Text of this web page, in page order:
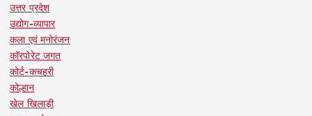
उत्तर प्रदेश
उद्योग-व्यापार
कला एवं मनोरंजन
कॉरपोरेट जगत
कोर्ट-कचहरी
कोल्हान
खेल खिलाड़ी